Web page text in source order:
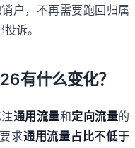
户，不再需要跑回归属
诉。
有什么变化？
通用流量和定向流量的
求通用流量占比不低于